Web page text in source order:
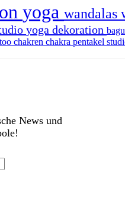
yoga wandalas
yoga dekoration
chakren chakra pentakel
News und